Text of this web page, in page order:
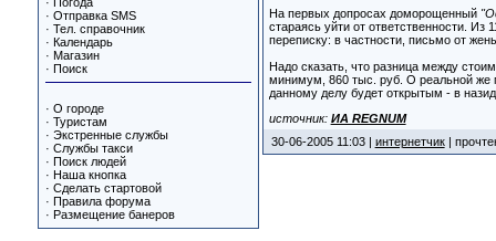
· Отправка SMS
· Тел. справочник
· Календарь
· Магазин
· Поиск
· О городе
· Туристам
· Экстренные службы
· Службы такси
· Поиск людей
· Наша кнопка
· Сделать стартовой
· Правила форума
· Размещение банеров
На первых допросах доморощенный
стараясь уйти от ответственности.
переписку: в частности, письмо от
Надо сказать, что разница между
минимум, 860 тыс. руб. О реальной же
данному делу будет открытым - в
источник: ИА REGNUM
30-06-2005 11:03 | интернетчик|